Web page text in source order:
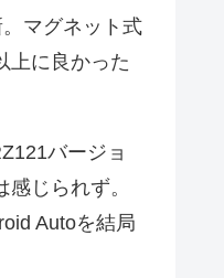
マグネット式
上に良かった
バージョ
じられず。
Autoを結局